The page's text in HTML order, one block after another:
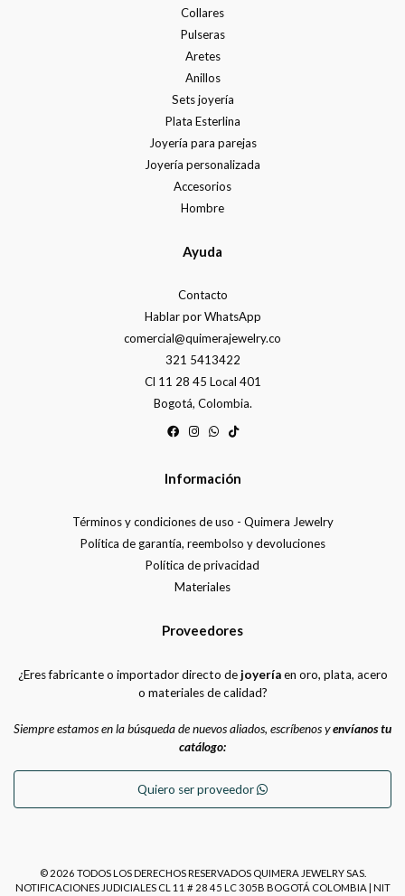
Collares
Pulseras
Aretes
Anillos
Sets joyería
Plata Esterlina
Joyería para parejas
Joyería personalizada
Accesorios
Hombre
Ayuda
Contacto
Hablar por WhatsApp
comercial@quimerajewelry.co
321 5413422
Cl 11 28 45 Local 401
Bogotá, Colombia.
Información
Términos y condiciones de uso - Quimera Jewelry
Política de garantía, reembolso y devoluciones
Política de privacidad
Materiales
Proveedores
¿Eres fabricante o importador directo dejoyeríaen oro, plata, acero
o materiales de calidad?
Siempre estamos en la búsqueda de nuevos aliados, escríbenos yenvíanos tu
catálogo:
Quiero ser proveedor
© 2026 TODOS LOS DERECHOS RESERVADOS QUIMERA JEWELRY SAS.
NOTIFICACIONES JUDICIALES CL 11 # 28 45 LC 305B BOGOTÁ COLOMBIA | NIT